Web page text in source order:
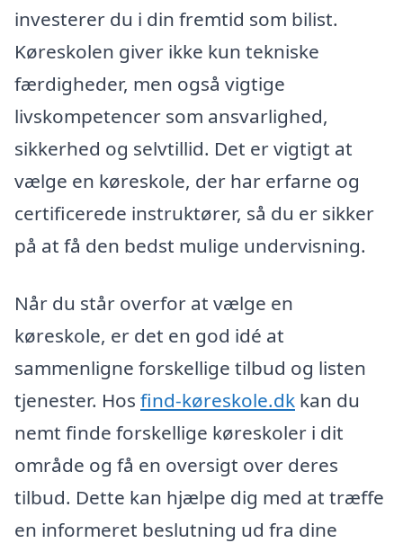
investerer du i din fremtid som bilist.
Køreskolen giver ikke kun tekniske
færdigheder, men også vigtige
livskompetencer som ansvarlighed,
sikkerhed og selvtillid. Det er vigtigt at
vælge en køreskole, der har erfarne og
certificerede instruktører, så du er sikker
på at få den bedst mulige undervisning.
Når du står overfor at vælge en
køreskole, er det en god idé at
sammenligne forskellige tilbud og listen
tjenester. Hos find-køreskole.dk kan du
nemt finde forskellige køreskoler i dit
område og få en oversigt over deres
tilbud. Dette kan hjælpe dig med at træffe
en informeret beslutning ud fra dine